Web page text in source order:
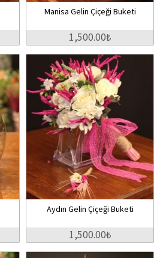
Manisa Gelin Çiçeği Buketi
1,500.00₺
Aydın Gelin Çiçeği Buketi
1,500.00₺